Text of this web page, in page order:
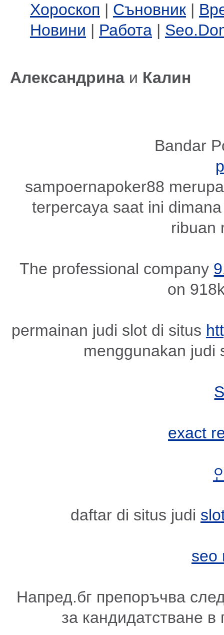
Хороскоп | Съновник |
Новини | Работа |
Александрина и Калин
Bandar
sampoernapoker88
terpercaya saat ini
ribuan
The professional company
on
permainan judi slot di situs
menggunakan judi
exact
daftar di situs judi
seo
Напред.бг препоръчва
за кандидатстване